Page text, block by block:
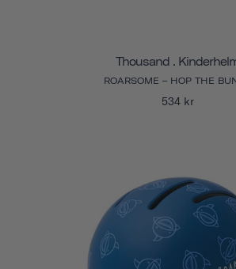
Thousand .
ROARSOME – HOP THE
534 kr